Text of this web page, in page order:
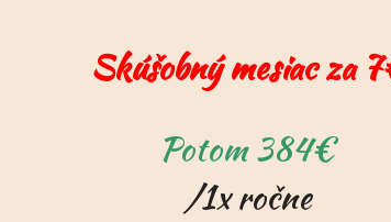
Skúšobný mesiac za
Potom 384€
/1x ročne